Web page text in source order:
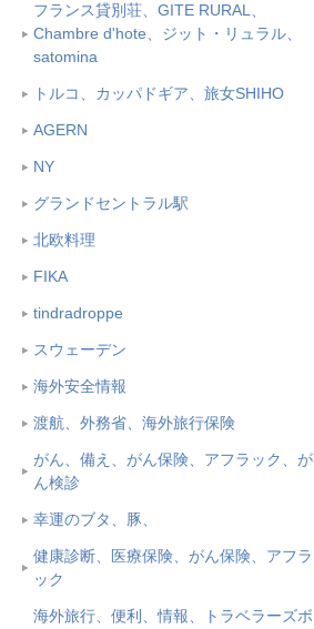
フランス貸別荘、GITE RURAL、
Chambre d'hote、ジット・リュラル、
satomina
トルコ、カッパドギア、旅女SHIHO
AGERN
NY
グランドセントラル駅
北欧料理
FIKA
tindradroppe
スウェーデン
海外安全情報
渡航、外務省、海外旅行保険
がん、備え、がん保険、アフラック、が
ん検診
幸運のブタ、豚、
健康診断、医療保険、がん保険、アフラ
ック
海外旅行、便利、情報、トラベラーズボ